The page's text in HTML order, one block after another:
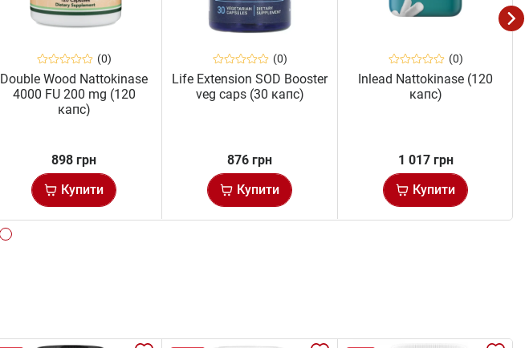
(0)
Double Wood Nattokinase
4000 FU 200 mg (120
капс)
898 грн
Купити
(0)
Life Extension SOD Booster
veg caps (30 капс)
876 грн
Купити
(0)
Inlead Nattokinase (120
капс)
1 017 грн
Купити